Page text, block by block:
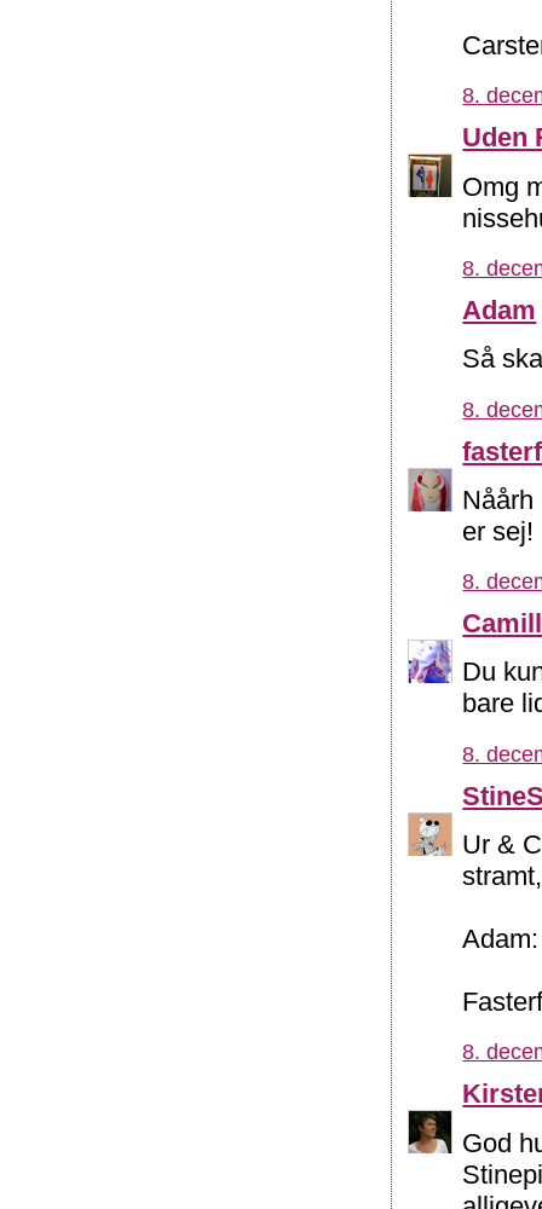
8.
Uden
Omg
8.
Adam
Så
8.
er sej!
8.
Du
bare
8.
Ur &
8.
God